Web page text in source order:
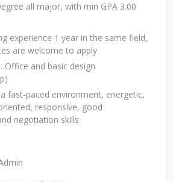
all major, with min GPA 3.00
experience 1 year in the same field,
are welcome to apply
Office and basic design
fast-paced environment, energetic,
responsive, good
negotiation skills